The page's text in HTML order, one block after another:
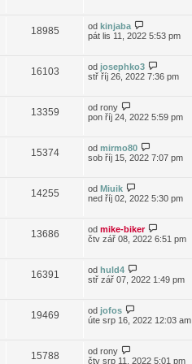
18985 od kinjaba
pát lis 11, 2022 5:53 pm
16103 od josephko3
stř říj 26, 2022 7:36 pm
13359 od rony
pon říj 24, 2022 5:59 pm
15374 od mirmo80
sob říj 15, 2022 7:07 pm
14255 od Miuik
ned říj 02, 2022 5:30 pm
13686 od mike-biker
čtv zář 08, 2022 6:51 pm
16391 od huld4
stř zář 07, 2022 1:49 pm
19469 od jofos
úte srp 16, 2022 12:03 am
15788 od rony
čtv srp 11, 2022 5:01 pm